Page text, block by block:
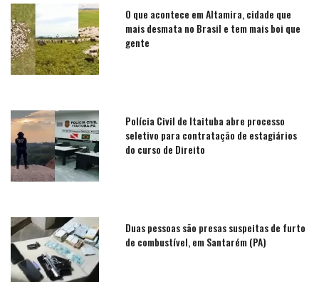
O que acontece em Altamira, cidade que
mais desmata no Brasil e tem mais boi que
gente
Polícia Civil de Itaituba abre processo
seletivo para contratação de estagiários
do curso de Direito
Duas pessoas são presas suspeitas de furto
de combustível, em Santarém (PA)